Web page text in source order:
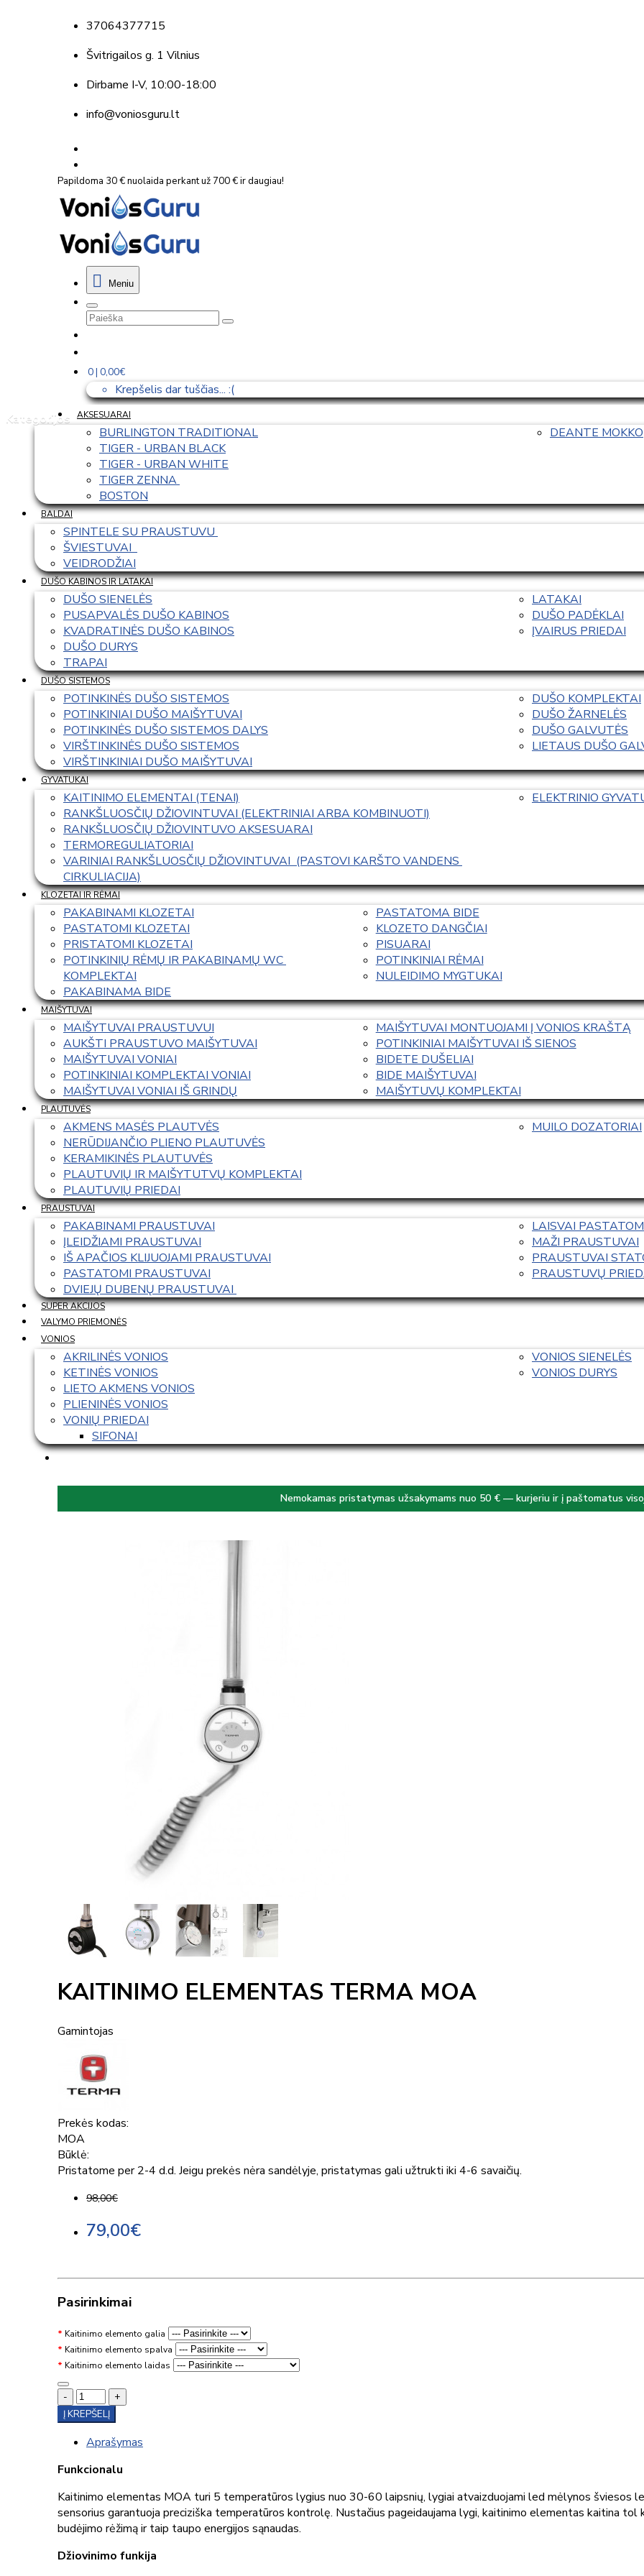
37064377715
Švitrigailos g. 1 Vilnius
Dirbame I-V, 10:00-18:00
info@voniosguru.lt
Papildoma 30 € nuolaida perkant už 700 € ir daugiau!
Meniu
0 | 0,00€
Krepšelis dar tuščias... :(
Kategorijos
AKSESUARAI
BURLINGTON TRADITIONAL
TIGER - URBAN BLACK
TIGER - URBAN WHITE
TIGER ZENNA
BOSTON
DEANTE MOKKO
BALDAI
SPINTELE SU PRAUSTUVU
ŠVIESTUVAI
VEIDRODŽIAI
DUŠO KABINOS IR LATAKAI
DUŠO SIENELĖS
PUSAPVALĖS DUŠO KABINOS
KVADRATINĖS DUŠO KABINOS
DUŠO DURYS
TRAPAI
LATAKAI
DUŠO PADĖKLAI
ĮVAIRUS PRIEDAI
DUŠO SISTEMOS
POTINKINĖS DUŠO SISTEMOS
POTINKINIAI DUŠO MAIŠYTUVAI
POTINKINĖS DUŠO SISTEMOS DALYS
VIRŠTINKINĖS DUŠO SISTEMOS
VIRŠTINKINIAI DUŠO MAIŠYTUVAI
DUŠO KOMPLEKTAI
DUŠO ŽARNELĖS
DUŠO GALVUTĖS
LIETAUS DUŠO
GYVATUKAI
KAITINIMO ELEMENTAI (TENAI)
RANKŠLUOSČIŲ DŽIOVINTUVAI (ELEKTRINIAI ARBA KOMBINUOTI)
RANKŠLUOSČIŲ DŽIOVINTUVO AKSESUARAI
TERMOREGULIATORIAI
VARINIAI RANKŠLUOSČIŲ DŽIOVINTUVAI  (PASTOVI KARŠTO VANDENS
CIRKULIACIJA)
ELEKTRINIO
KLOZETAI IR RĖMAI
PAKABINAMI KLOZETAI
PASTATOMI KLOZETAI
PRISTATOMI KLOZETAI
POTINKINIŲ RĖMŲ IR PAKABINAMŲ WC
KOMPLEKTAI
PAKABINAMA BIDE
PASTATOMA BIDE
KLOZETO DANGČIAI
PISUARAI
POTINKINIAI RĖMAI
NULEIDIMO MYGTUKAI
MAIŠYTUVAI
MAIŠYTUVAI PRAUSTUVUI
AUKŠTI PRAUSTUVO MAIŠYTUVAI
MAIŠYTUVAI VONIAI
POTINKINIAI KOMPLEKTAI VONIAI
MAIŠYTUVAI VONIAI IŠ GRINDŲ
MAIŠYTUVAI MONTUOJAMI Į VONIOS KRAŠTĄ
POTINKINIAI MAIŠYTUVAI IŠ SIENOS
BIDETE DUŠELIAI
BIDE MAIŠYTUVAI
MAIŠYTUVŲ KOMPLEKTAI
PLAUTUVĖS
AKMENS MASĖS PLAUTVĖS
NERŪDIJANČIO PLIENO PLAUTUVĖS
KERAMIKINĖS PLAUTUVĖS
PLAUTUVIŲ IR MAIŠYTUTVŲ KOMPLEKTAI
PLAUTUVIŲ PRIEDAI
MUILO DOZATORIAI
PRAUSTUVAI
PAKABINAMI PRAUSTUVAI
ĮLEIDŽIAMI PRAUSTUVAI
IŠ APAČIOS KLIJUOJAMI PRAUSTUVAI
PASTATOMI PRAUSTUVAI
DVIEJŲ DUBENŲ PRAUSTUVAI
LAISVAI
MAŽI PRAUSTUVAI
PRAUSTUVAI
PRAUSTUVŲ
SUPER AKCIJOS
VALYMO PRIEMONĖS
VONIOS
AKRILINĖS VONIOS
KETINĖS VONIOS
LIETO AKMENS VONIOS
PLIENINĖS VONIOS
VONIŲ PRIEDAI
SIFONAI
VONIOS SIENELĖS
VONIOS DURYS
Nemokamas pristatymas užsakymams nuo 50 € — kurjeriu ir į paštomatus
KAITINIMO ELEMENTAS TERMA MOA
Gamintojas
Prekės kodas:
MOA
Būklė:
Pristatome per 2-4 d.d. Jeigu prekės nėra sandėlyje, pristatymas gali užtrukti iki 4-6 savaičių.
98,00€
79,00€
Pasirinkimai
Kaitinimo elemento galia
Kaitinimo elemento spalva
Kaitinimo elemento laidas
-
+
Į KREPŠELĮ
Aprašymas
Funkcionalu
Kaitinimo elementas MOA turi 5 temperatūros lygius nuo 30-60 laipsnių, lygiai atvaizduojami led mėlynos šviesos
sensorius garantuoja preciziška temperatūros kontrolę. Nustačius pageidaujama lygi, kaitinimo elementas kaitina tol
budėjimo rėžimą ir taip taupo energijos sąnaudas.
Džiovinimo funkija